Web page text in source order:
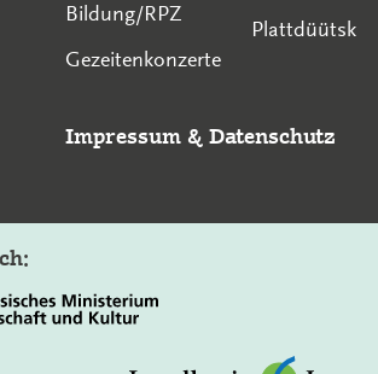
Bildung/RPZ
Gezeitenkonzerte
Plattdüütsk
Impressum & Datenschutz